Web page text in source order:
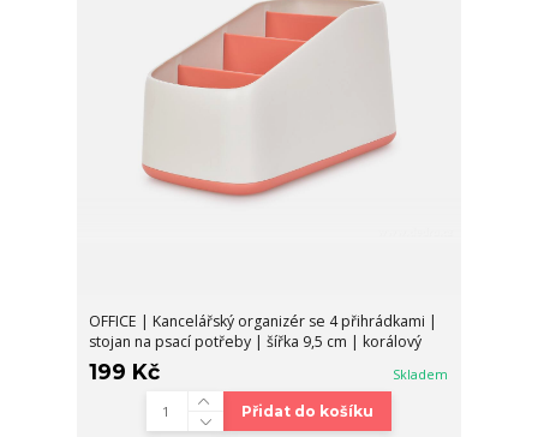
OFFICE | Kancelářský organizér se 4 přihrádkami |
stojan na psací potřeby | šířka 9,5 cm | korálový
199 Kč Skladem
Přidat do košíku